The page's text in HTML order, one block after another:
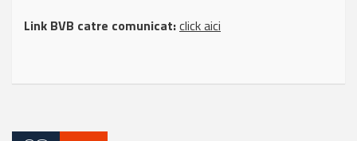
Link BVB catre comunicat:click aici